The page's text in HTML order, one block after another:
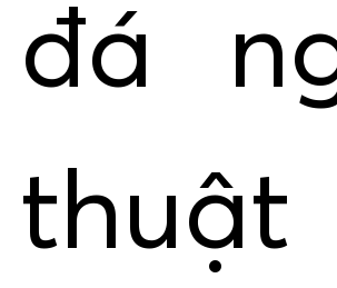
đá
thuật